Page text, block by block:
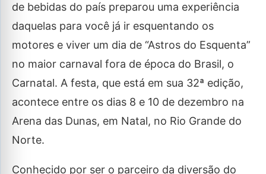
de bebidas do país preparou uma experiência
daquelas para você já ir esquentando os
motores e viver um dia de “Astros do Esquenta”
no maior carnaval fora de época do Brasil, o
Carnatal. A festa, que está em sua 32ª edição,
acontece entre os dias 8 e 10 de dezembro na
Arena das Dunas, em Natal, no Rio Grande do
Norte.
Conhecido por ser o parceiro da diversão do